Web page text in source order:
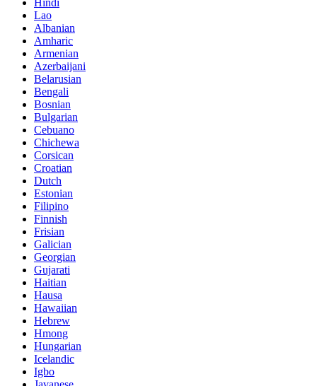
Hindi
Lao
Albanian
Amharic
Armenian
Azerbaijani
Belarusian
Bengali
Bosnian
Bulgarian
Cebuano
Chichewa
Corsican
Croatian
Dutch
Estonian
Filipino
Finnish
Frisian
Galician
Georgian
Gujarati
Haitian
Hausa
Hawaiian
Hebrew
Hmong
Hungarian
Icelandic
Igbo